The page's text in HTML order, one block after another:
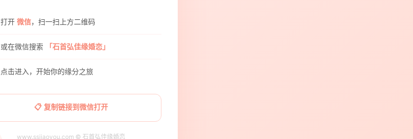
打开 微信，扫一扫上方二维码
或在微信搜索 「石首弘佳缘婚恋」
点击进入，开始你的缘分之旅
📋 复制链接到微信打开
www.ssjiaoyou.com © 石首弘佳缘婚恋